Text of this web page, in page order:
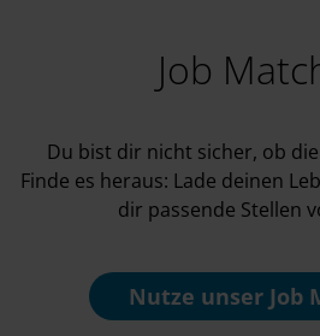
Job
Du bist dir nicht sicher, ob
Finde es heraus: Lade deinen
dir passende Stellen
Nutze unserJob